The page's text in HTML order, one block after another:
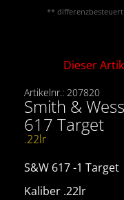
** differenzbesteuert
Dieser
Artikelnr.: 207820
Smith &
617 Target
.22lr
S&W 617 -1 Target
Kaliber .22lr